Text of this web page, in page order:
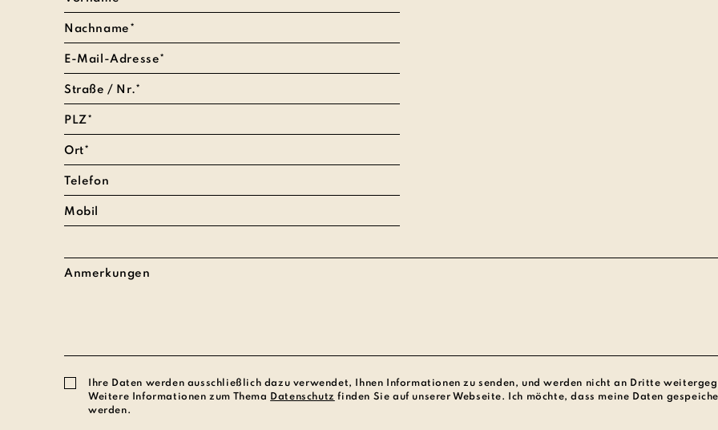
Ihre Daten werden ausschließlich dazu verwendet, Ihnen Informationen zu senden, und werden nicht an Dritte
Weitere Informationen zum Thema Datenschutz finden Sie auf unserer Webseite. Ich möchte, dass meine Daten
werden.